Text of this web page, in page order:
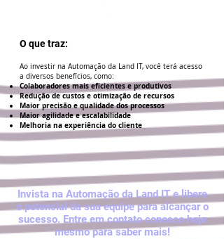
O que traz:
Ao investir na Automação da Land IT, você terá acesso
a diversos benefícios, como:
Colaboradores mais eficientes e produtivos
Redução de custos e otimização de recursos
Maior precisão e qualidade dos processos
Maior agilidade e escalabilidade
Melhoria na experiência do cliente
Invista na Automação da Land IT e libere
o potencial da sua equipe para alcançar o
sucesso. Entre em contato conosco hoje
mesmo para saber mais!